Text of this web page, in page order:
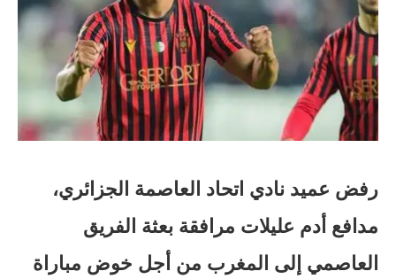
رفض عميد نادي اتحاد العاصمة الجزائري،
مدافع أدم عليلات مرافقة بعثة الفريق
العاصمي إلى المغرب من أجل خوض مباراة